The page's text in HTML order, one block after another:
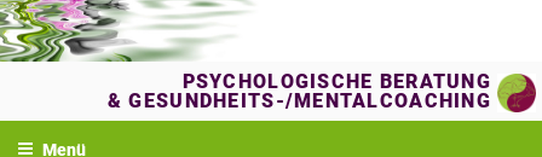
PSYCHOLOGISCHE BERATUNG
& GESUNDHEITS-/MENTALCOACHING
Menü